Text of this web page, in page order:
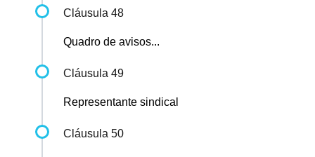
Cláusula 48
Quadro de avisos...
Cláusula 49
Representante sindical
Cláusula 50